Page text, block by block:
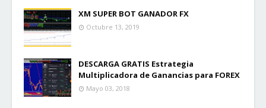
XM SUPER BOT GANADOR FX
Octubre 13, 2019
DESCARGA GRATIS Estrategia
Multiplicadora de Ganancias para FOREX
Mayo 03, 2018